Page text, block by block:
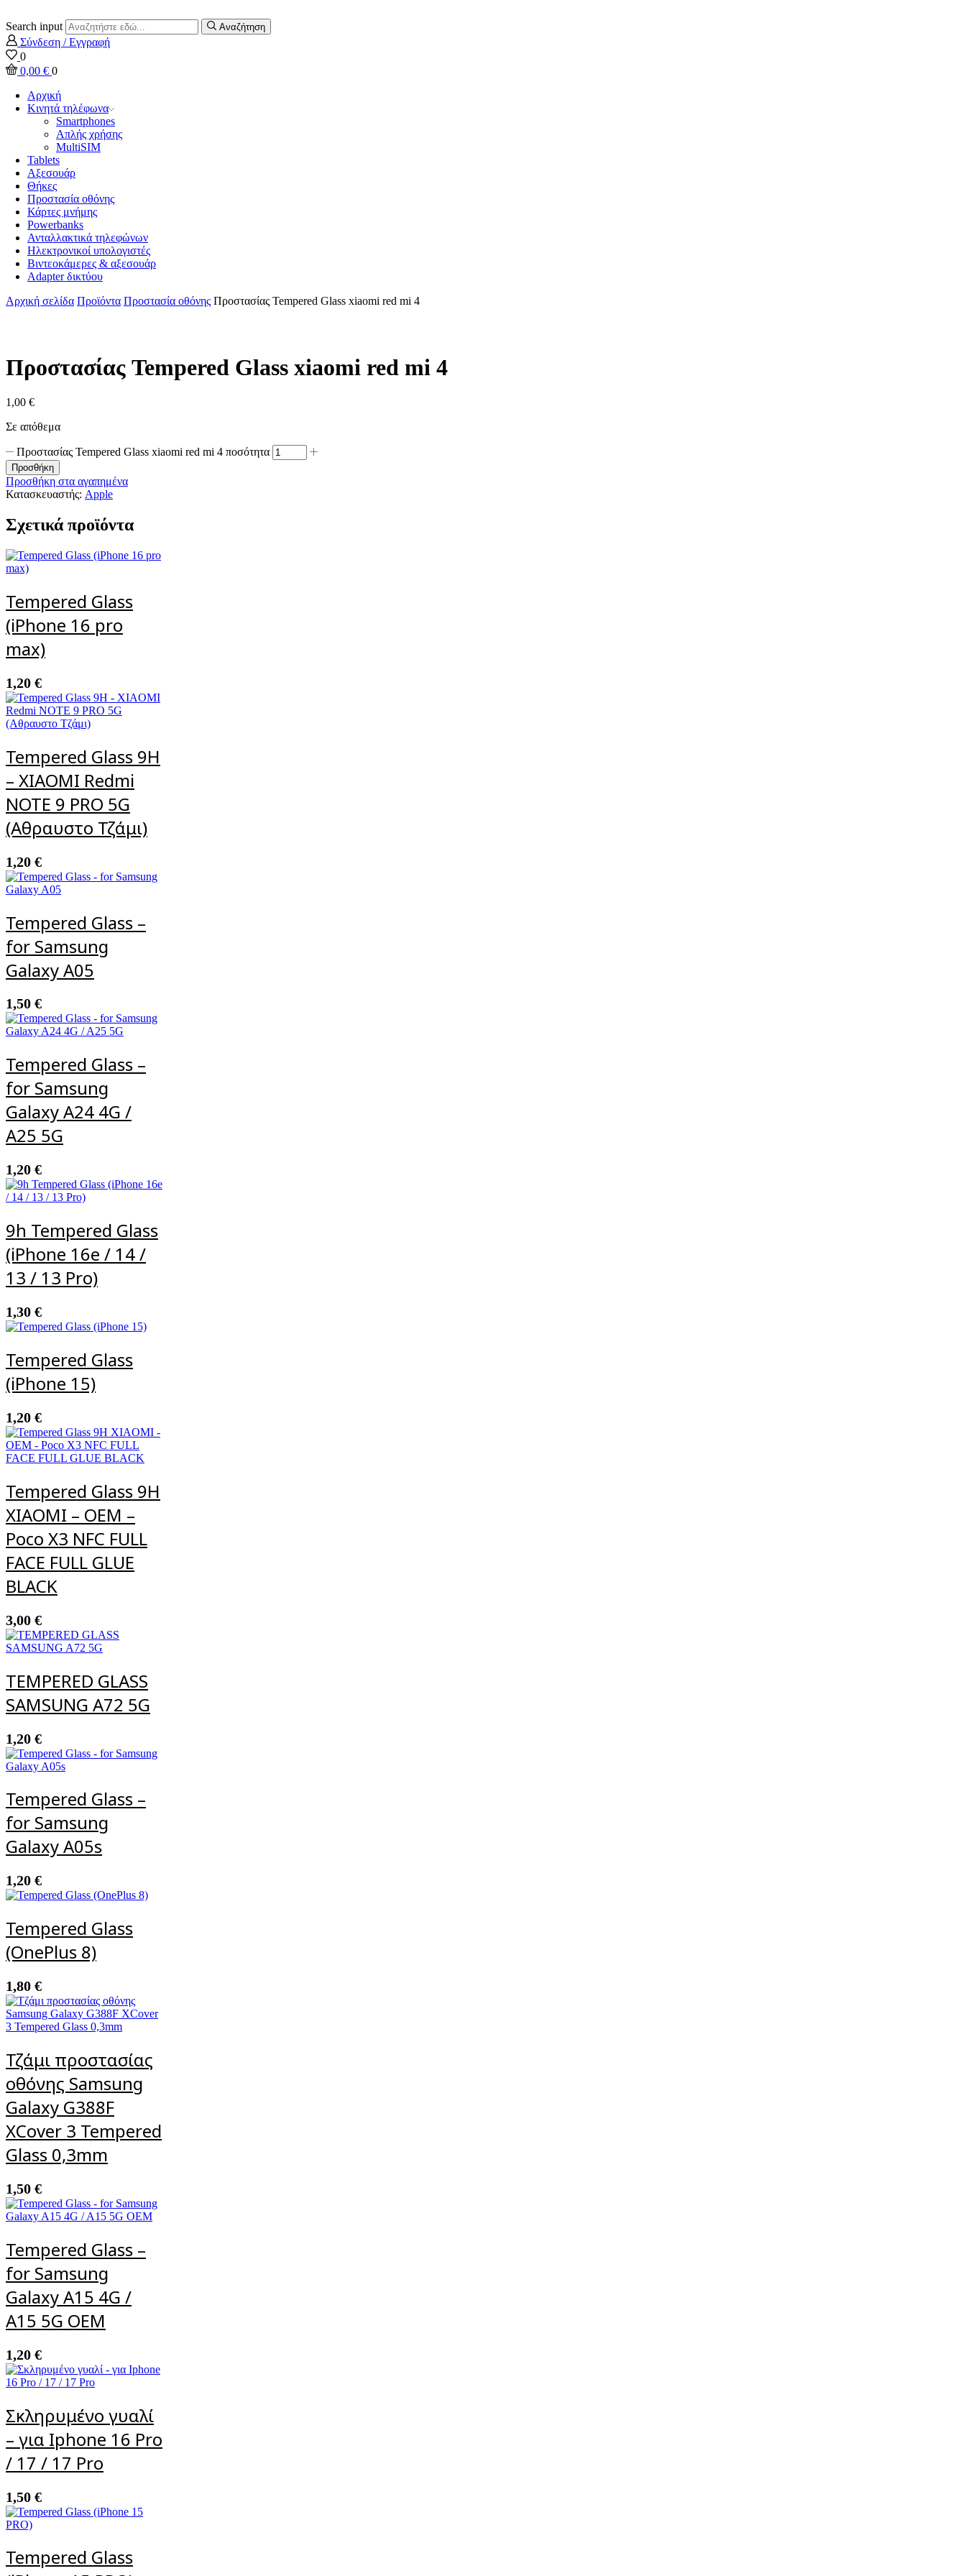
Search input Αναζήτηση
Σύνδεση / Εγγραφή
0
0,00 € 0
Αρχική
Κινητά τηλέφωνα
Smartphones
Απλής χρήσης
MultiSIM
Tablets
Αξεσουάρ
Θήκες
Προστασία οθόνης
Κάρτες μνήμης
Powerbanks
Ανταλλακτικά τηλεφώνων
Ηλεκτρονικοί υπολογιστές
Βιντεοκάμερες & αξεσουάρ
Adapter δικτύου
Αρχική σελίδα Προϊόντα Προστασία οθόνης Προστασίας Tempered Glass xiaomi red mi 4
Προστασίας Tempered Glass xiaomi red mi 4
1,00 €
Σε απόθεμα
Προστασίας Tempered Glass xiaomi red mi 4 ποσότητα
Προσθήκη
Προσθήκη στα αγαπημένα
Κατασκευαστής: Apple
Σχετικά προϊόντα
Tempered Glass
(iPhone 16 pro
max)
1,20 €
Tempered Glass 9H
– XIAOMI Redmi
NOTE 9 PRO 5G
(Αθραυστο Τζάμι)
1,20 €
Tempered Glass –
for Samsung
Galaxy A05
1,50 €
Tempered Glass –
for Samsung
Galaxy A24 4G /
A25 5G
1,20 €
9h Tempered Glass
(iPhone 16e / 14 /
13 / 13 Pro)
1,30 €
Tempered Glass
(iPhone 15)
1,20 €
Tempered Glass 9H
XIAOMI – OEM –
Poco X3 NFC FULL
FACE FULL GLUE
BLACK
3,00 €
TEMPERED GLASS
SAMSUNG A72 5G
1,20 €
Tempered Glass –
for Samsung
Galaxy A05s
1,20 €
Tempered Glass
(OnePlus 8)
1,80 €
Τζάμι προστασίας
οθόνης Samsung
Galaxy G388F
XCover 3 Tempered
Glass 0,3mm
1,50 €
Tempered Glass –
for Samsung
Galaxy A15 4G /
A15 5G OEM
1,20 €
Σκληρυμένο γυαλί
– για Iphone 16 Pro
/ 17 / 17 Pro
1,50 €
Tempered Glass